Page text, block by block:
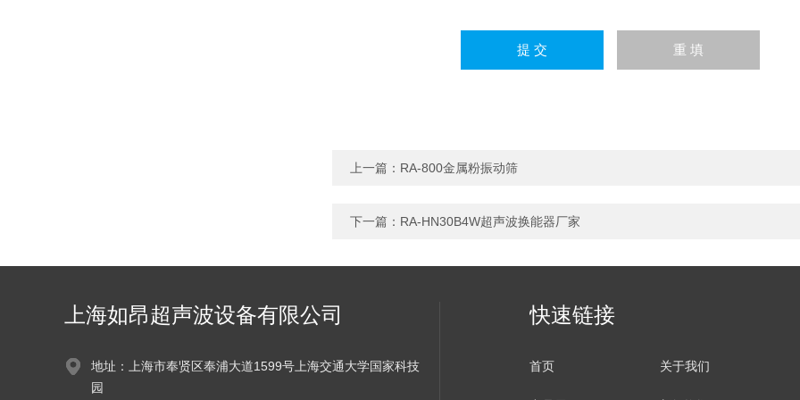
上一篇： RA-800金属粉振动筛
下一篇： RA-HN30B4W超声波换能器厂家
上海如昂超声波设备有限公司
地址：上海市奉贤区奉浦大道1599号上海交通大学国家科技
园
快速链接
首页 关于我们